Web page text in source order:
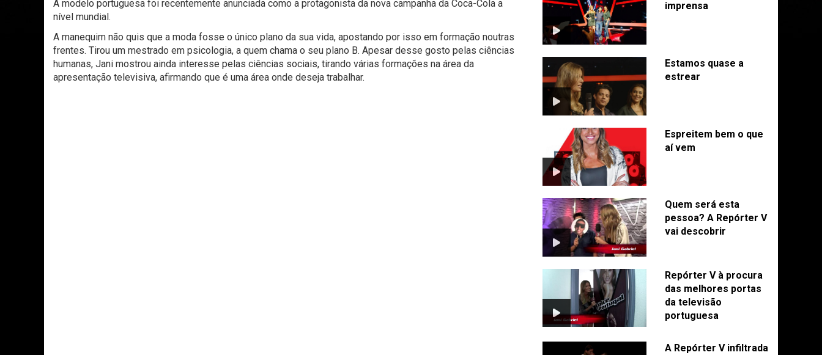
A modelo portuguesa foi recentemente anunciada como a protagonista da nova campanha da Coca-Cola a
nível mundial.
A manequim não quis que a moda fosse o único plano da sua vida, apostando por isso em formação noutras
frentes. Tirou um mestrado em psicologia, a quem chama o seu plano B. Apesar desse gosto pelas ciências
humanas, Jani mostrou ainda interesse pelas ciências sociais, tirando várias formações na área da
apresentação televisiva, afirmando que é uma área onde deseja trabalhar.
imprensa
Estamos quase a
estrear
Espreitem bem o que
aí vem
Quem será esta
pessoa? A Repórter V
vai descobrir
Repórter V à procura
das melhores portas
da televisão
portuguesa
A Repórter V infiltrada